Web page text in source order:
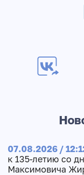
07.08.2026 /
к 135-летию со
Максимовича